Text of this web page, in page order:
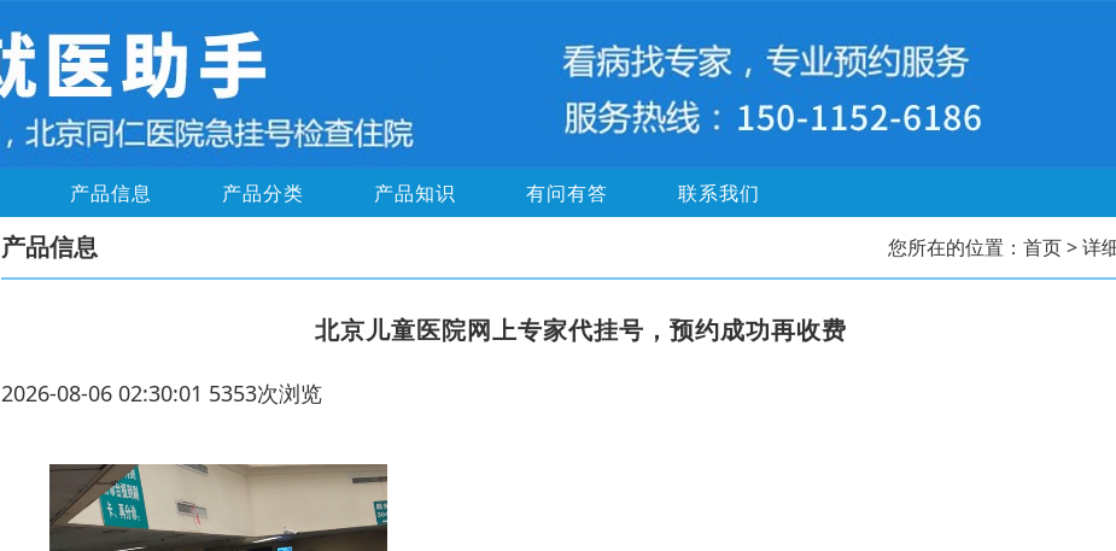
产品信息 产品分类 产品知识 有问有答 联系我们
产品信息 您所在的位置： 首页> 详
北京儿童医院网上专家代挂号，预约成功再收费
2026-08-06 02:30:01 5353次浏览